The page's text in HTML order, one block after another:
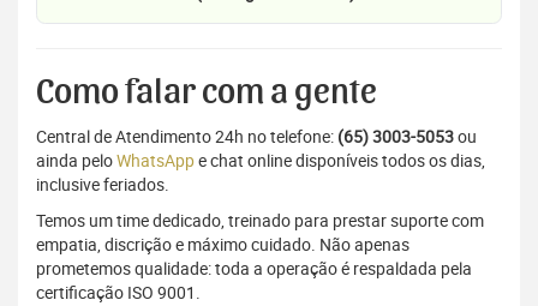
Como falar com a gente
Central de Atendimento 24h no telefone: (65) 3003-5053ou
ainda peloWhatsAppe chat online disponíveis todos os dias,
inclusive feriados.
Temos um time dedicado, treinado para prestar suporte com
empatia, discrição e máximo cuidado. Não apenas
prometemos qualidade: toda a operação é respaldada pela
certificação ISO 9001.